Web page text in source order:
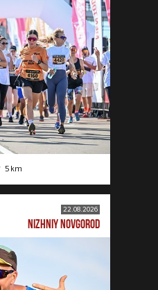
5 km
22.08.2026
NIZHNIY NOVGOROD